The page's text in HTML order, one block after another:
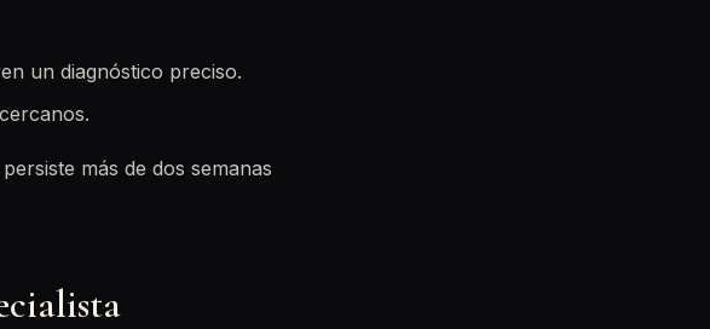
un diagnóstico preciso.
más de dos semanas